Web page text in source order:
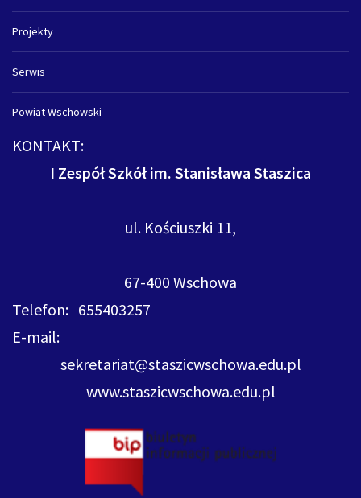
Projekty
Serwis
Powiat Wschowski
KONTAKT:
I Zespół Szkół im. Stanisława Staszica
ul. Kościuszki 11,
67-400 Wschowa
Telefon: 655403257
E-mail:
sekretariat@staszicwschowa.edu.pl
www.staszicwschowa.edu.pl